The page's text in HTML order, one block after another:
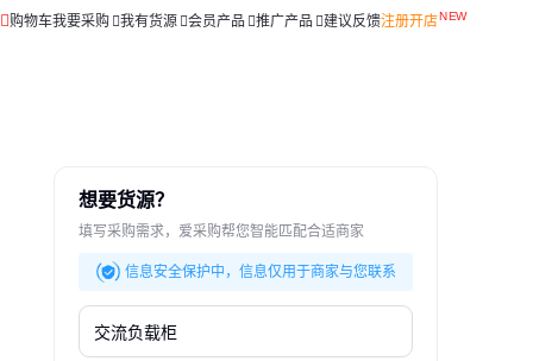
购物车我要采购 我有货源 会员产品 推广产品 建议反馈注册开店
想要货源？
填写采购需求，爱采购帮您智能匹配合适商家
信息安全保护中，信息仅用于商家与您联系